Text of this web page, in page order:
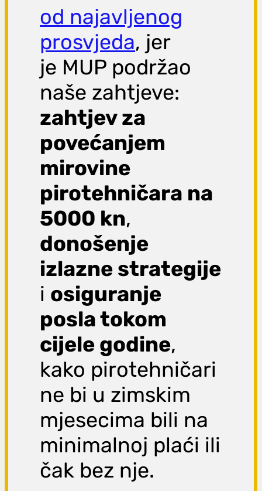
od najavljenog
prosvjeda, jer
je MUP podržao
naše zahtjeve:
zahtjev za
povećanjem
mirovine
pirotehničara na
5000 kn,
donošenje
izlazne strategije
i osiguranje
posla tokom
cijele godine,
kako pirotehničari
ne bi u zimskim
mjesecima bili na
minimalnoj plaći ili
čak bez nje.